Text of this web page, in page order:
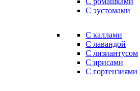
С эустомами
С каллами
С лавандой
С лизиантусом
С ирисами
С гортензиями